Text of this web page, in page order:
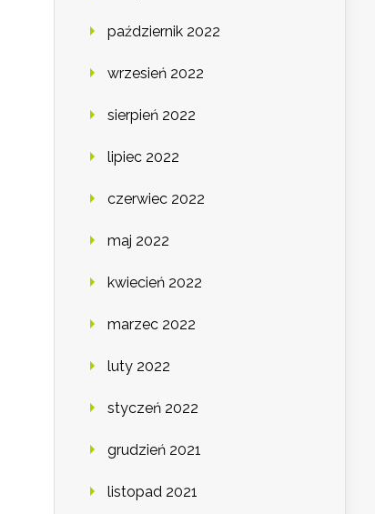
październik 2022
wrzesień 2022
sierpień 2022
lipiec 2022
czerwiec 2022
maj 2022
kwiecień 2022
marzec 2022
luty 2022
styczeń 2022
grudzień 2021
listopad 2021